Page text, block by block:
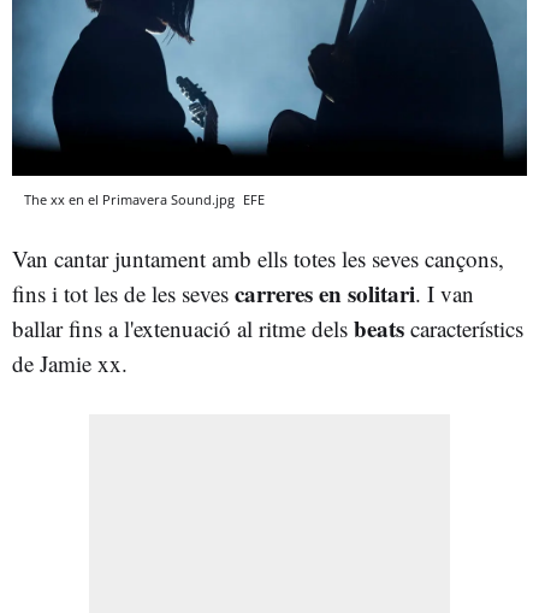
The xx en el Primavera Sound.jpg EFE
Van cantar juntament amb ells totes les seves cançons,
fins i tot les de les seves carreres en solitari. I van
ballar fins a l'extenuació al ritme dels beats característics
de Jamie xx.